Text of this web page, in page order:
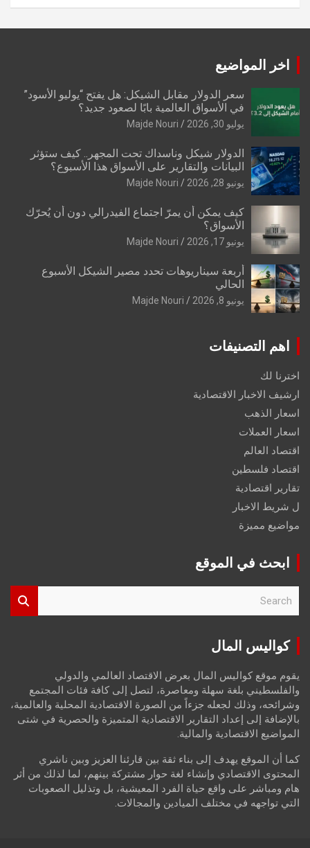
اخر المواضيع
سعر الدولار مقابل الشيكل: هل يفتح “يوليو الأسود”
في الأسواق العالمية بابًا لصعود جديد؟
يوليو 30, 2026 Majde Nouri
الدولار شيكل وناسداك تحت المجهر.. كيف ستؤثر
البيانات والتقارير على الأسواق هذا الأسبوع؟
يونيو 28, 2026 Majde Nouri
كيف يمكن أن يمرّ اجتماع الفيدرالي دون أن يُحرّك
الأسواق؟
يونيو 17, 2026 Majde Nouri
أربعة سيناريوهات تحدد مصير الشيكل الأسبوع
الحالي
يونيو 8, 2026 Majde Nouri
اهم التصنيفات
اخترنا لك
ارشيف الاخبار الاقتصادية
اسعار الذهب
اسعار العملات
اقتصاد العالم
اقتصاد فلسطين
تقارير اقتصادية
ل شريط الاخبار
مواضيع مميزة
ابحث في الموقع
r
كواليس المال
يقوم موقع كواليس المال بعرض الاقتصاد العالمي والدولي
والفلسطيني بلغة سهلة ومعاصرة، لتصل إلى كافة فئات المجتمع
وشرائحه، وذلك لجعله جزءاً من الصورة الاقتصادية المحلية والعالمية،
بالإضافة إلى إعداد التقارير الاقتصادية المتميزة والحصرية في شتى
المواضيع الاقتصادية والمالية.
كما أن الموقع يهدف إلى بناء ثقة بين قارئنا العزيز وبين ناشري
المحتوى الاقتصادي وإنشاء لغة حوار مشتركة بينهم، لما لذلك من أثر
هام ومباشر على واقع حياة الفرد المعيشية، بل وتذليل الصعوبات
التي تواجهه في مختلف الميادين والمجالات.